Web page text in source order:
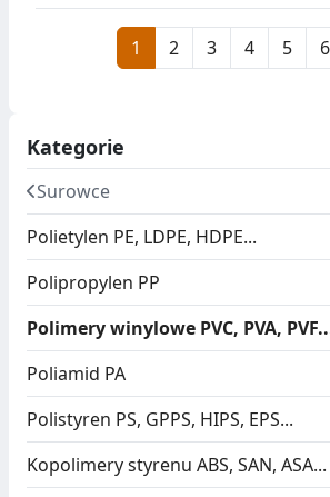
1 2 3 4 5 6
Kategorie
Surowce
Polietylen PE, LDPE, HDPE...
Polipropylen PP
Polimery winylowe PVC, PVA,
Poliamid PA
Polistyren PS, GPPS, HIPS, EPS...
Kopolimery styrenu ABS, SAN, ASA...